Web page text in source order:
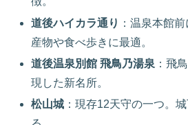
道後ハイカラ通り ：温泉本館
産物や食べ歩きに最適。
道後温泉別館 飛鳥乃湯泉 ：飛
現した新名所。
松山城 ：現存12天守の一つ。